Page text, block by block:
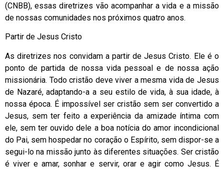
(CNBB), essas diretrizes vão acompanhar a vida e a missão
de nossas comunidades nos próximos quatro anos.
Partir de Jesus Cristo
As diretrizes nos convidam a partir de Jesus Cristo. Ele é o
ponto de partida de nossa vida pessoal e de nossa ação
missionária. Todo cristão deve viver a mesma vida de Jesus
de Nazaré, adaptando-a a seu estilo de vida, à sua idade, à
nossa época. É impossível ser cristão sem ser convertido a
Jesus, sem ter feito a experiência da amizade íntima com
ele, sem ter ouvido dele a boa notícia do amor incondicional
do Pai, sem hospedar no coração o Espírito, sem dispor-se a
segui-lo na missão junto às diferentes situações. Ser cristão
é viver e amar, sonhar e servir, orar e agir como Jesus. É